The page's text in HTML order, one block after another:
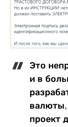
Это
и в
валюты,
проект